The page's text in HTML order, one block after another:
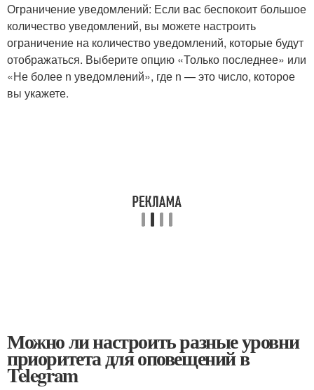
Ограничение уведомлений: Если вас беспокоит большое
количество уведомлений, вы можете настроить
ограничение на количество уведомлений, которые будут
отображаться. Выберите опцию «Только последнее» или
«Не более n уведомлений», где n — это число, которое
вы укажете.
Можно ли настроить разные уровни
приоритета для оповещений в
Telegram